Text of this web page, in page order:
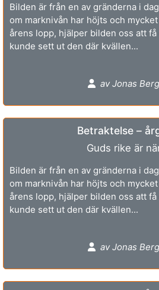
Bilden är från en av gränderna i
om marknivån har höjts och
årens lopp, hjälper bilden oss att
kunde sett ut den där kvällen...
av Jonas
Betraktelse –
Guds rike är
Bilden är från en av gränderna i
om marknivån har höjts och
årens lopp, hjälper bilden oss att
kunde sett ut den där kvällen...
av Jonas